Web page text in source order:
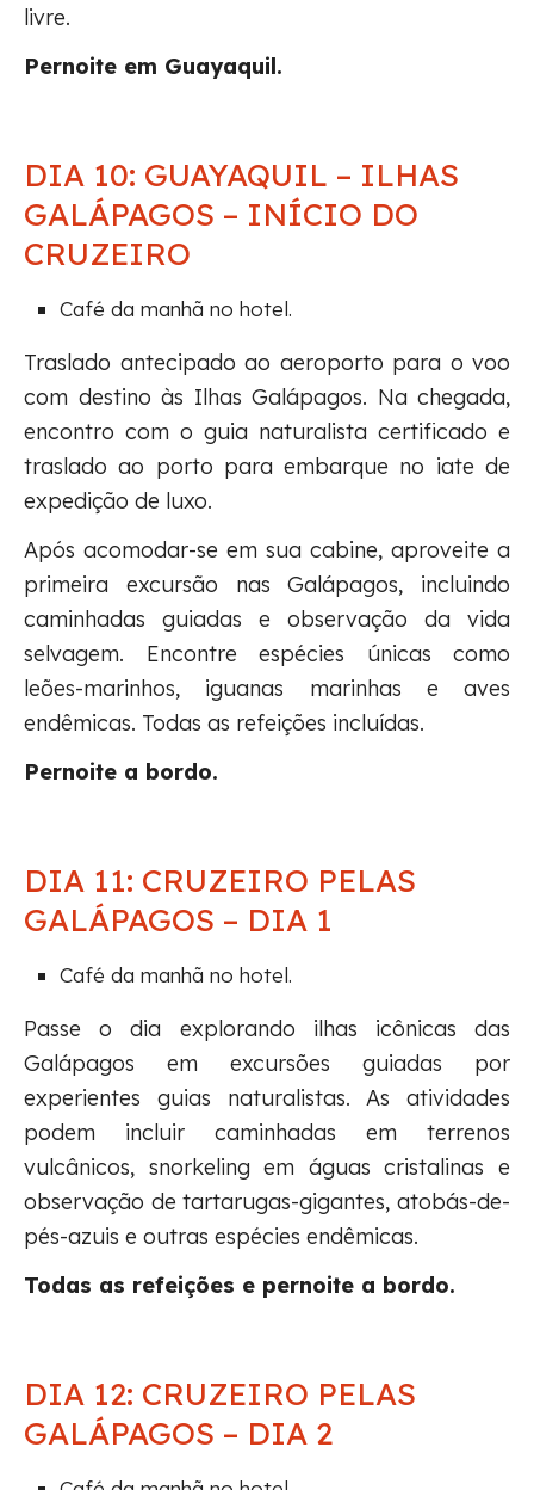
livre.
Pernoite em Guayaquil.
DIA 10: GUAYAQUIL – ILHAS
GALÁPAGOS – INÍCIO DO
CRUZEIRO
Café da manhã no hotel.
Traslado antecipado ao aeroporto para o voo
com destino às Ilhas Galápagos. Na chegada,
encontro com o guia naturalista certificado e
traslado ao porto para embarque no iate de
expedição de luxo.
Após acomodar-se em sua cabine, aproveite a
primeira excursão nas Galápagos, incluindo
caminhadas guiadas e observação da vida
selvagem. Encontre espécies únicas como
leões-marinhos, iguanas marinhas e aves
endêmicas. Todas as refeições incluídas.
Pernoite a bordo.
DIA 11: CRUZEIRO PELAS
GALÁPAGOS – DIA 1
Café da manhã no hotel.
Passe o dia explorando ilhas icônicas das
Galápagos em excursões guiadas por
experientes guias naturalistas. As atividades
podem incluir caminhadas em terrenos
vulcânicos, snorkeling em águas cristalinas e
observação de tartarugas-gigantes, atobás-de-
pés-azuis e outras espécies endêmicas.
Todas as refeições e pernoite a bordo.
DIA 12: CRUZEIRO PELAS
GALÁPAGOS – DIA 2